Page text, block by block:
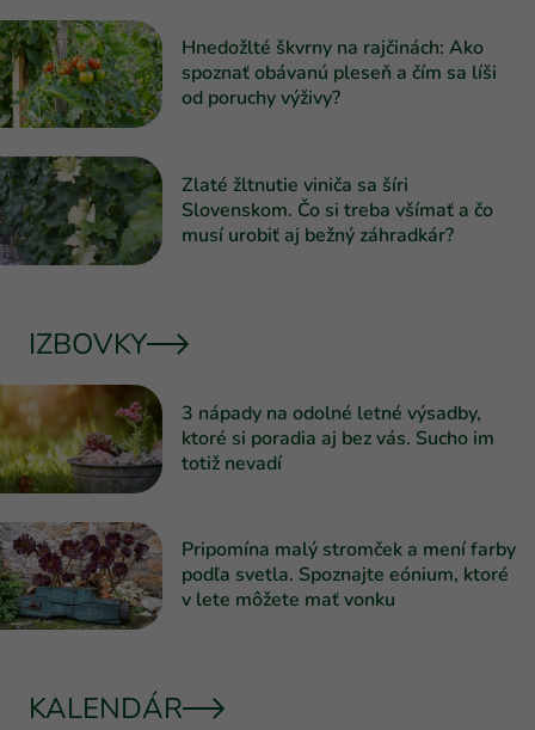
Hnedožlté škvrny na rajčinách: Ako
spoznať obávanú pleseň a čím sa líši
od poruchy výživy?
Zlaté žltnutie viniča sa šíri
Slovenskom. Čo si treba všímať a čo
musí urobiť aj bežný záhradkár?
IZBOVKY
3 nápady na odolné letné výsadby,
ktoré si poradia aj bez vás. Sucho im
totiž nevadí
Pripomína malý stromček a mení farby
podľa svetla. Spoznajte eónium, ktoré
v lete môžete mať vonku
KALENDÁR